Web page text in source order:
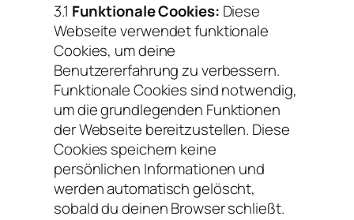
3.1 Funktionale Cookies: Diese
Webseite verwendet funktionale
Cookies, um deine
Benutzererfahrung zu verbessern.
Funktionale Cookies sind notwendig,
um die grundlegenden Funktionen
der Webseite bereitzustellen. Diese
Cookies speichern keine
persönlichen Informationen und
werden automatisch gelöscht,
sobald du deinen Browser schließt.